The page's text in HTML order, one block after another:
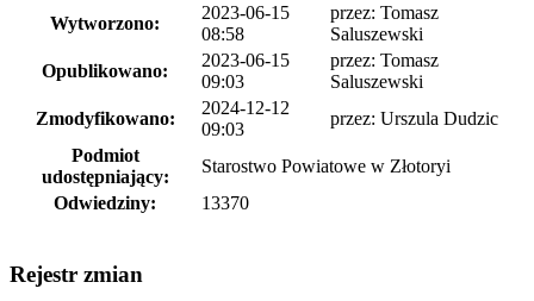
Wytworzono:
2023-06-15
08:58
przez: Tomasz
Saluszewski
Opublikowano:
2023-06-15
09:03
przez: Tomasz
Saluszewski
Zmodyfikowano:
2024-12-12
09:03
przez: Urszula Dudzic
Podmiot
udostępniający:
Starostwo Powiatowe w Złotoryi
Odwiedziny:
13370
Rejestr zmian